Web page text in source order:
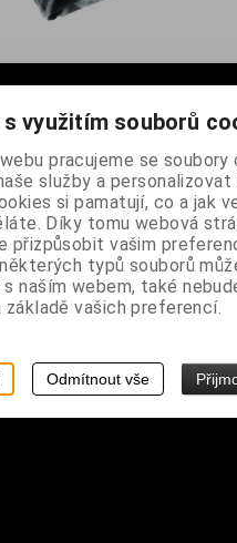
s využitím souborů
pracujeme se
služby a personalizovat
si pamatují, co a jak
Díky tomu webová
přizpůsobit vašim
typů souborů
naším webem, také
základě vašich preferencí.
Odmítnout vše